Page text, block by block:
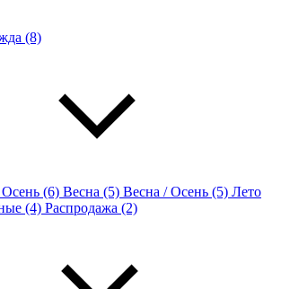
(8)
Осень (6) Весна (5) Весна / Осень (5) Лето
(4) Распродажа (2)